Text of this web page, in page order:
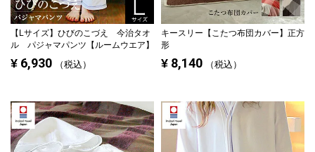
【Lサイズ】 ひびのこづえ 今治タオ
ル パジャマパンツ【ルームウエア】
¥ 6,930 税込
キースリー【こたつ布団カバー】正方
形
¥ 8,140 税込